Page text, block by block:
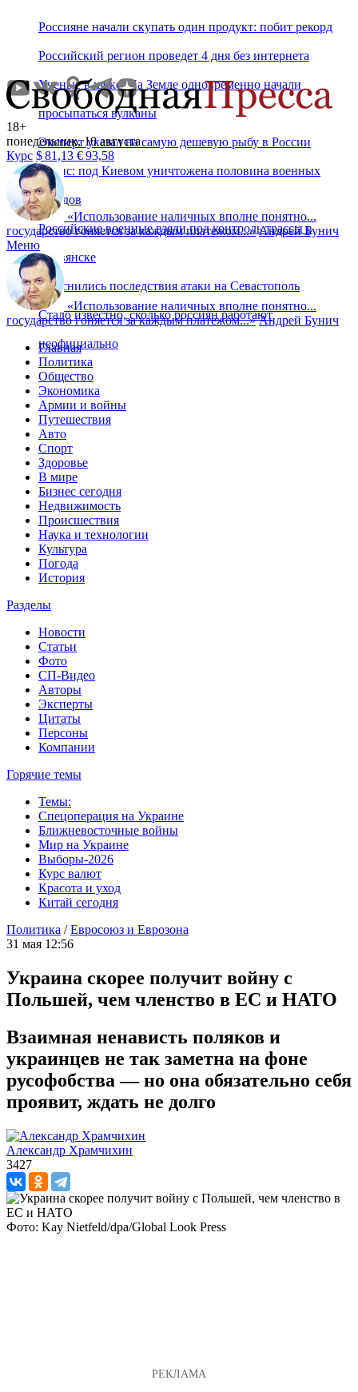
Россияне начали скупать один продукт: побит рекорд
Российский регион проведет 4 дня без интернета
Ученые в шоке: На Земле одновременно начали
просыпаться вулканы
Эксперт указал на самую дешевую рыбу в России
Дэвис: под Киевом уничтожена половина военных
складов
Российские военные взяли под контроль трассы в
Славянске
Выяснились последствия атаки на Севастополь
Стало известно, сколько россиян работают
неофициально
18+
понедельник, 10 августа
Курс $81,13 €93,58
«Использование наличных вполне понятно...
государство гоняется за каждым платежом...» Андрей Бунич
Меню
«Использование наличных вполне понятно...
государство гоняется за каждым платежом...» Андрей Бунич
Главная
Политика
Общество
Экономика
Армии и войны
Путешествия
Авто
Спорт
Здоровье
В мире
Бизнес сегодня
Недвижимость
Происшествия
Наука и технологии
Культура
Погода
История
Разделы
Новости
Статьи
Фото
СП-Видео
Авторы
Эксперты
Цитаты
Персоны
Компании
Горячие темы
Темы:
Спецоперация на Украине
Ближневосточные войны
Мир на Украине
Выборы-2026
Курс валют
Красота и уход
Китай сегодня
Политика /Евросоюз и Еврозона
31 мая 12:56
Украина скорее получит войну с
Польшей, чем членство в ЕС и НАТО
Взаимная ненависть поляков и
украинцев не так заметна на фоне
русофобства — но она обязательно себя
проявит, ждать не долго
Александр Храмчихин
3427
Фото: Kay Nietfeld/dpa/Global Look Press